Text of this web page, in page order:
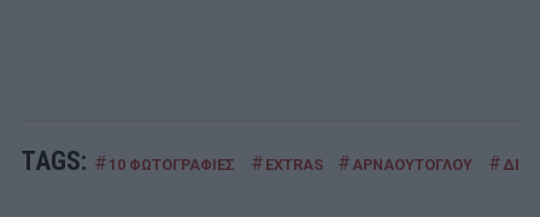
TAGS: # 10 ΦΩΤΟΓΡΑΦΙΕΣ # EXTRAS # ΑΡΝΑΟΥΤΟΓΛΟΥ #